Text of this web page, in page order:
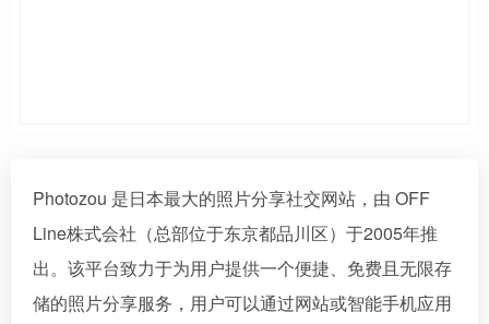
Photozou 是日本最大的照片分享社交网站，由 OFF
Line株式会社（总部位于东京都品川区）于2005年推
出。该平台致力于为用户提供一个便捷、免费且无限存
储的照片分享服务，用户可以通过网站或智能手机应用